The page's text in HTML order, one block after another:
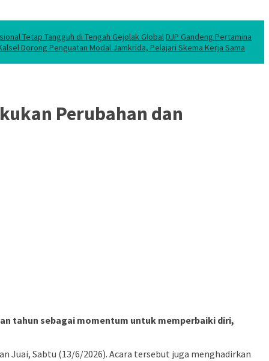
Tetap Tangguh di Tengah Gejolak GlobalDJP Gandeng Pertamina
Dorong Penguatan Modal Jamkrida, Pelajari Skema Kerja Sama
Perubahan dan
tahun sebagai momentum untuk memperbaiki diri,
Juai, Sabtu (13/6/2026). Acara tersebut juga menghadirkan